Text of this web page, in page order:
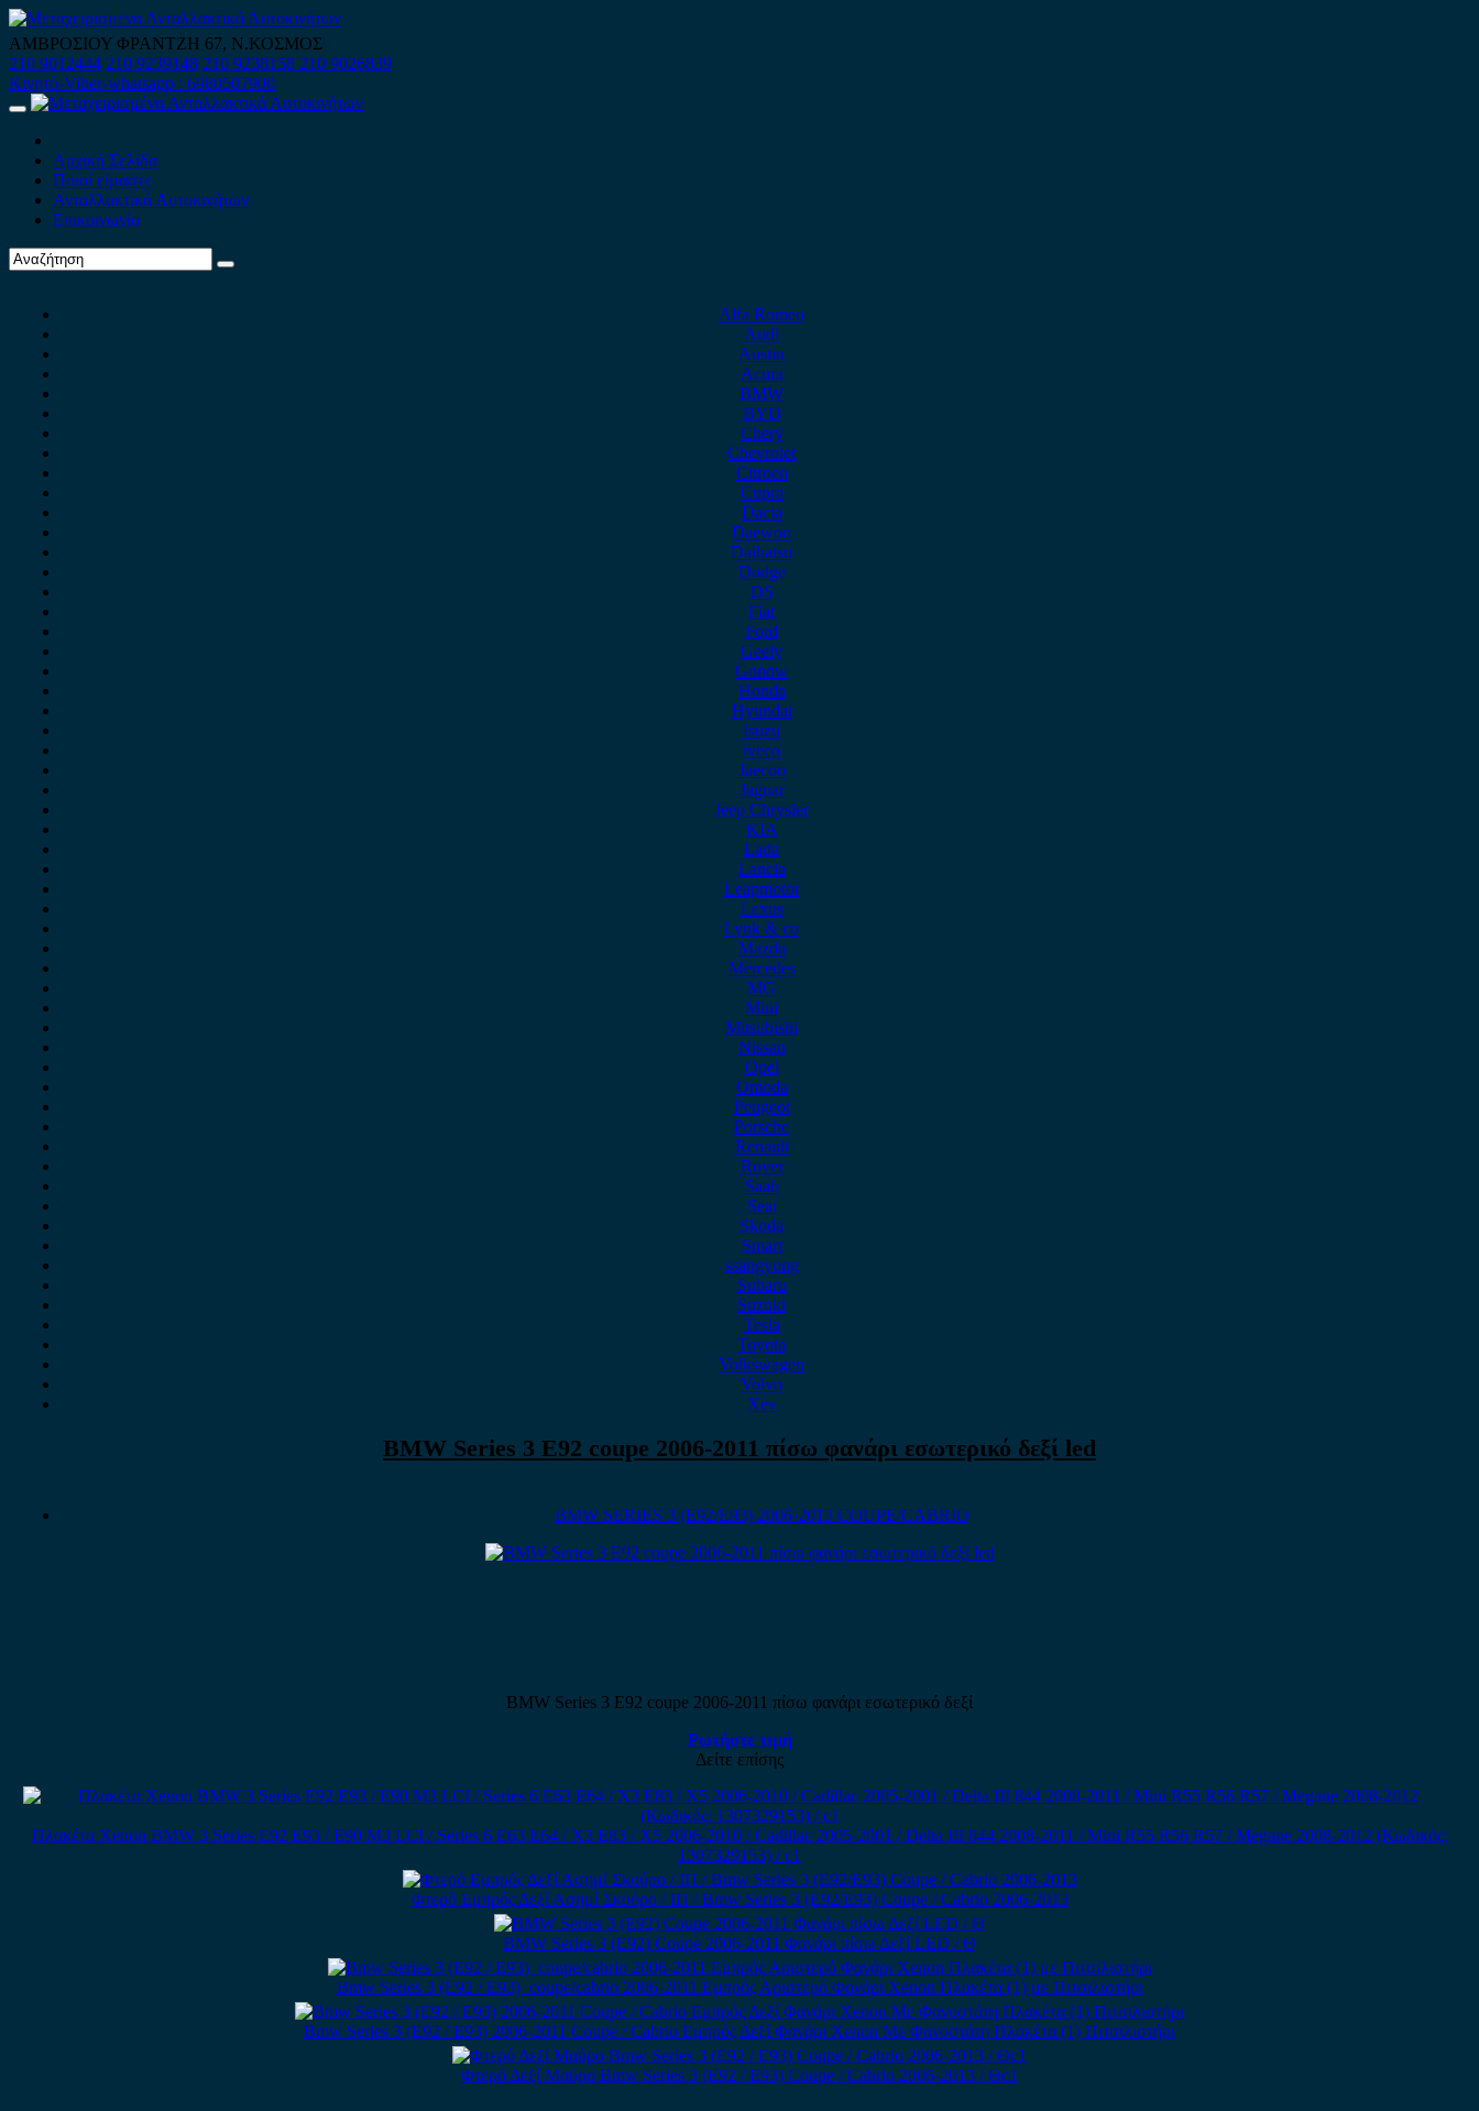
Skip
to
content
ΑΜΒΡΟΣΙΟΥ ΦΡΑΝΤΖΗ 67, Ν.ΚΟΣΜΟΣ
210 9012444 210 9239148 210 9238158 210 9026839
Κινητό-Viber-whatsapp : 6980507900
Primary
Αρχική Σελίδα
Ποιοί είμαστε
Ανταλλακτικά Αυτοκινήτων
Επικοινωνία
Alfa Romeo
Audi
Austin
Acura
BMW
BYD
Chery
Chevrolet
Citroen
Cupra
Dacia
Daewoo
Daihatsu
Dodge
DS
Fiat
Ford
Geely
Gonow
Honda
Hyundai
Isuzu
iveco
Jaecoo
Jaguar
Jeep Chrysler
KIA
Lada
Lancia
Leapmotor
Lexus
Lynk & co
Mazda
Mercedes
MG
Mini
Mitsubishi
Nissan
Opel
Omoda
Peugeot
Porsche
Renault
Rover
Saab
Seat
Skoda
Smart
ssangyong
Subaru
Suzuki
Tesla
Toyota
Volkswagen
Volvo
Xev
BMW Series 3 E92 coupe 2006-2011 πίσω φανάρι εσωτερικό δεξί led
BMW SERIES 3 (E92/E93) 2006-2013 COUPE/CABRIO
BMW Series 3 E92 coupe 2006-2011 πίσω φανάρι εσωτερικό δεξί
Ρωτήστε τιμή
Δείτε επίσης
Πλακέτα Xenon BMW 3 Series E92 E93 / E90 M3 LCI / Series 6 E63 E64 / X3 E83 / X5 2006-2010 / Cadillac 2005-2001 / Delta III 844 2008-2011 / Mini R55 R56 R57 / Megane 2008-2012 (Κωδικός:
1307329153) / c1
Φτερό Εμπρός Δεξί Ασημί Σκούρο / ΙΠ / Bmw Series 3 (E92/Ε93) Coupe / Cabrio 2006-2013
BMW Series 3 (E92) Coupe 2006-2011 Φανάρι πίσω Δεξί LED / Θ
Bmw Series 3 (E92 / E93) coupe/cabrio 2006-2011 Εμπρός Αριστερό Φανάρι Xenon Πλακέτα (1) με Πιτσιλιστήρι
Bmw Series 3 (E92 / E93) 2006-2011 Coupe / Cabrio Εμπρός Δεξί Φανάρι Xenon Με Φανοστάτη Πλακέτα (1) Πιτσιλιστήρι
Φτερό Δεξί Μαύρο Bmw Series 3 (E92 / E93) Coupe / Cabrio 2006-2013 / Θc1